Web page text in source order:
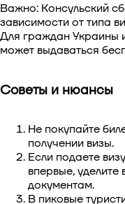
Важно: Консульский
зависимости от типа
Для граждан Украины
может выдаваться
Советы и нюансы
Не покупайте
получении визы.
Если подаете
впервые,
документам.
В пиковые